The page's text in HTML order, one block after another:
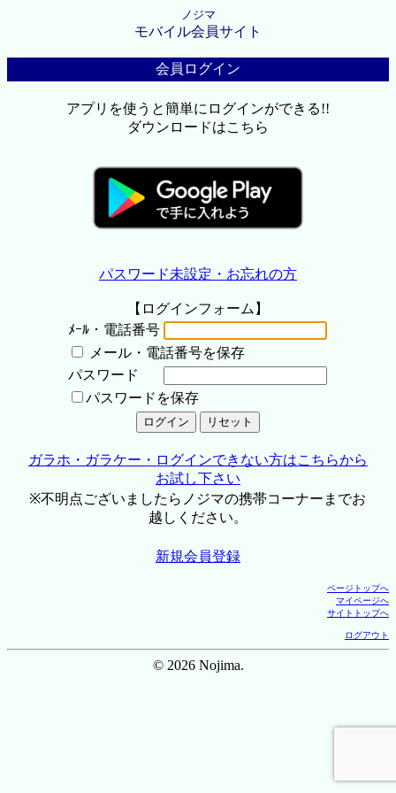
ノジマ
モバイル会員サイト
会員ログイン
アプリを使うと簡単にログインができる!!
ダウンロードはこちら
パスワード未設定・お忘れの方
【ログインフォーム】
ﾒｰﾙ・電話番号
メール・電話番号を保存
パスワード
パスワードを保存
ガラホ・ガラケー・ログインできない方はこちらから
お試し下さい
※不明点ございましたらノジマの携帯コーナーまでお
越しください。
新規会員登録
ページトップへ
マイページへ
サイトトップへ
ログアウト
© 2026 Nojima.